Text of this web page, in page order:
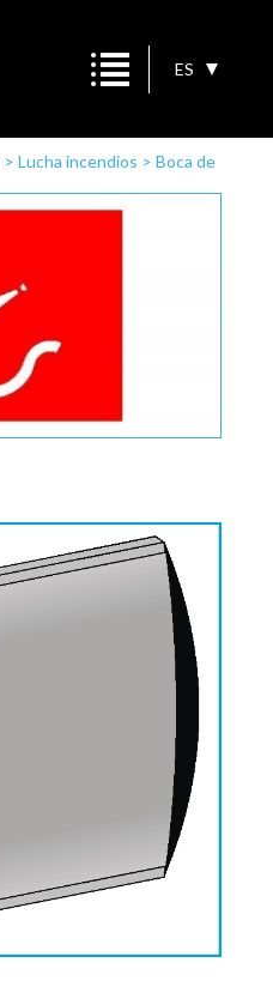
ES
> Lucha incendios > Boca de